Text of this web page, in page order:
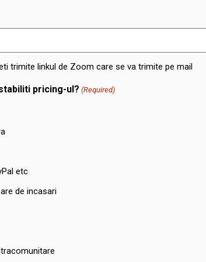
trimite linkul de Zoom care se va trimite pe mail
pricing-ul? (Required)
etc
de incasari